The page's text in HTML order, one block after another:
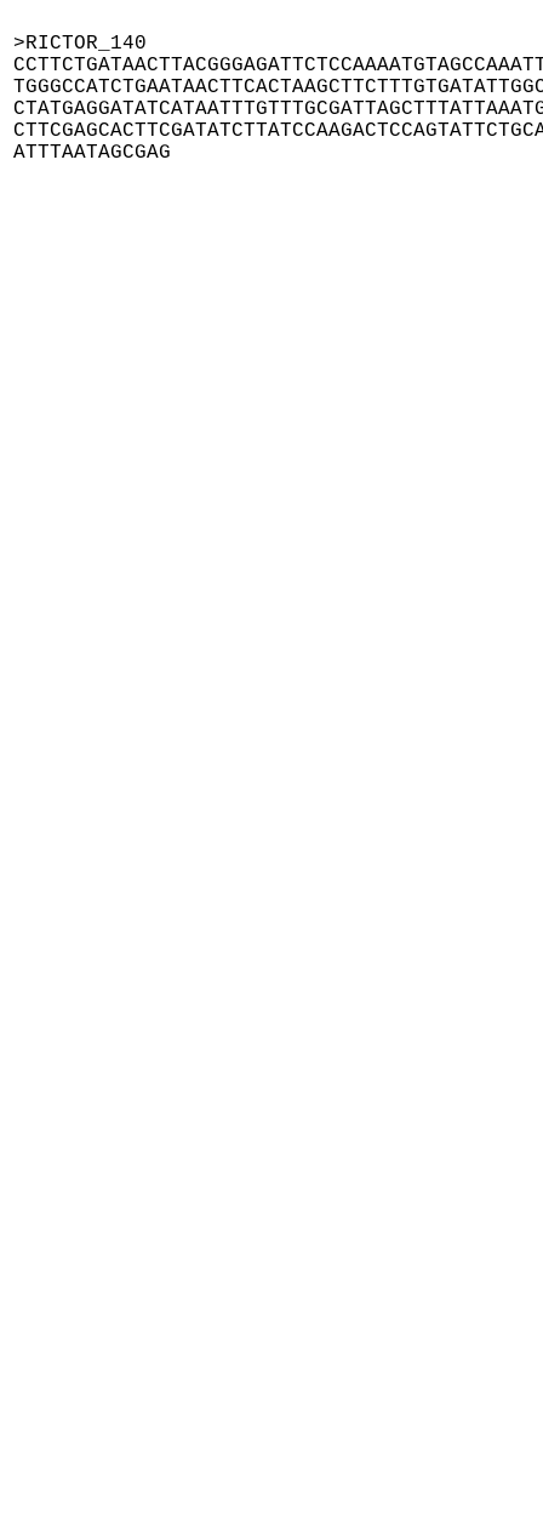
>RICTOR_140
ATTTAATAGCGAG